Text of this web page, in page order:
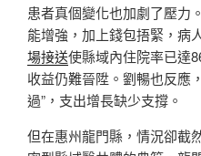
患者真個變化也加劇了壓力
能增強，加上錢包捂緊，病
場接送使縣域內住院率已達
收益仍難晉陞。劉暢也反應
過”，支出增長缺少支撐。
但在惠州龍門縣，情況卻截